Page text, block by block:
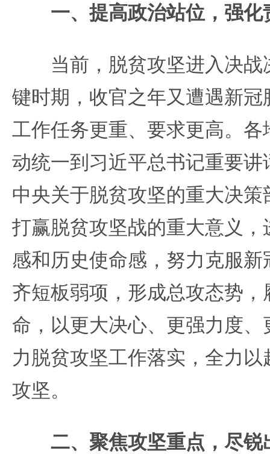
一、提高政治站位，强化
当前，脱贫攻坚进入决战
键时期，收官之年又遭遇新
工作任务更重、要求更高。
动统一到习近平总书记重要
中央关于脱贫攻坚的重大决
打赢脱贫攻坚战的重大意义
感和历史使命感，努力克服
齐短板弱项，形成总攻态势
命，以更大决心、更强力度
力脱贫攻坚工作落实，全力
攻坚。
二、聚焦攻坚重点，尽锐